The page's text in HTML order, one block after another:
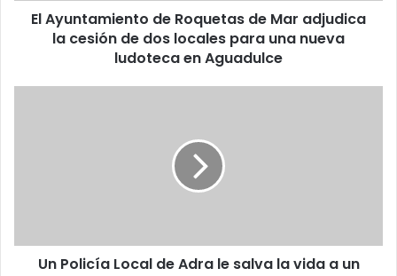
El Ayuntamiento de Roquetas de Mar adjudica
la cesión de dos locales para una nueva
ludoteca en Aguadulce
Un Policía Local de Adra le salva la vida a un